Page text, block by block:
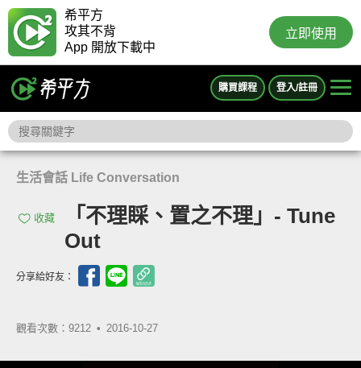
希平方
攻其不背
App 開放下載中
立即使用
購買課程 登入/註冊
生活會話 Life Conversation
收藏
「不理睬、置之不理」- Tune
Out
分享給好友：
觀看次數：9212 • 2016-10-27